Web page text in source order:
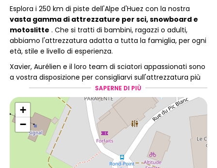
Esplora i 250 km di piste dell'Alpe d'Huez con la nostra
vasta gamma di attrezzature per sci, snowboard e
motoslitte . Che si tratti di bambini, ragazzi o adulti,
abbiamo l'attrezzatura adatta a tutta la famiglia, per ogni
età, stile e livello di esperienza.
Xavier, Aurélien e il loro team di sciatori appassionati sono
a vostra disposizione per consigliarvi sull'attrezzatura più
adatta alle vostre esigenze.
Tutta la nostra attrezzatura proviene dai
più grandi
marchi specializzati
(Salomon, Rossignol, Fischer,
Atomic...) e viene
accuratamente manutenuta
durante tutta la stagione(ceratura, affilatura,
asciugatura...) per garantire la migliore esperienza di
scivolamento.
SAPERNE DI PIÙ
+
−